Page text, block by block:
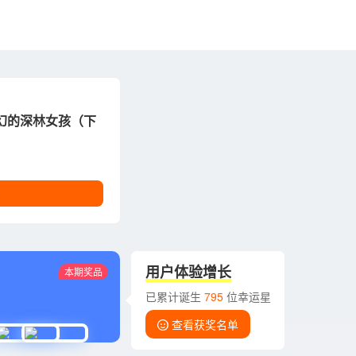
的深林女孩（下
本期奖品 用户体验增长
已累计诞生 795位幸运星
查看获奖名单